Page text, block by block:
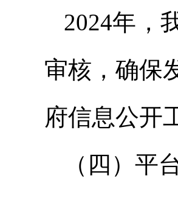
2024年，
审核，确保
府信息公开
（四）平